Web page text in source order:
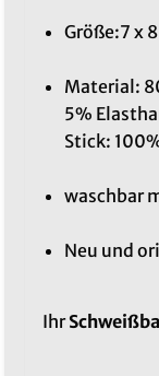
Größe:7 x
Material:
5%
Stick:
waschbar
Neu und
Ihr